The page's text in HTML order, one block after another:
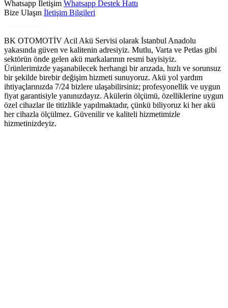
Whatsapp İletişim Whatsapp Destek Hattı
Bize Ulaşın İletişim Bilgileri
BK OTOMOTİV Acil Akü Servisi olarak İstanbul Anadolu
yakasında güven ve kalitenin adresiyiz. Mutlu, Varta ve Petlas gibi
sektörün önde gelen akü markalarının resmi bayisiyiz.
Ürünlerimizde yaşanabilecek herhangi bir arızada, hızlı ve sorunsuz
bir şekilde birebir değişim hizmeti sunuyoruz. Akü yol yardım
ihtiyaçlarınızda 7/24 bizlere ulaşabilirsiniz; profesyonellik ve uygun
fiyat garantisiyle yanınızdayız. Akülerin ölçümü, özelliklerine uygun
özel cihazlar ile titizlikle yapılmaktadır, çünkü biliyoruz ki her akü
her cihazla ölçülmez. Güvenilir ve kaliteli hizmetimizle
hizmetinizdeyiz.